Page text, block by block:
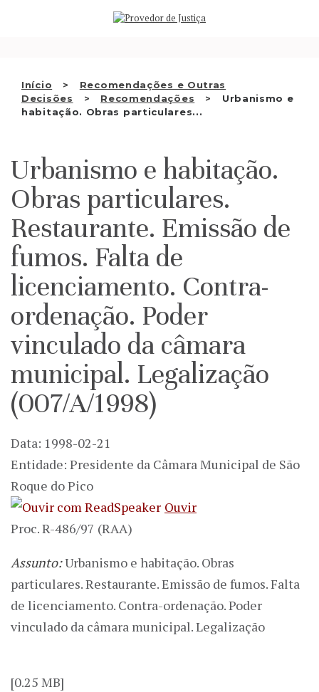
Início
Recomendações e Outras
Decisões
Recomendações
Urbanismo e
habitação. Obras particulares...
QUEM SOMOS
RECOMENDAÇÕES E OUTRAS
DECISÕES
APRESENTAR QUEIXA
PT
Urbanismo e habitação.
Obras particulares.
Restaurante. Emissão de
fumos. Falta de
licenciamento. Contra-
ordenação. Poder
vinculado da câmara
municipal. Legalização
(007/A/1998)
Data: 1998-02-21
Entidade: Presidente da Câmara Municipal de São
Roque do Pico
Ouvir
Proc. R-486/97 (RAA)
Assunto:Urbanismo e habitação. Obras
particulares. Restaurante. Emissão de fumos. Falta
de licenciamento. Contra-ordenação. Poder
vinculado da câmara municipal. Legalização
[0.25 MB]